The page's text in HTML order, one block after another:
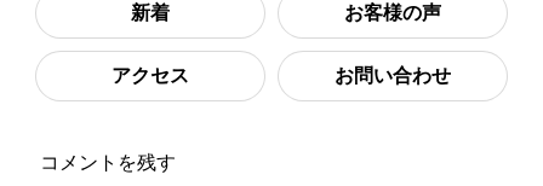
新着 お客様の声
アクセス お問い合わせ
コメントを残す